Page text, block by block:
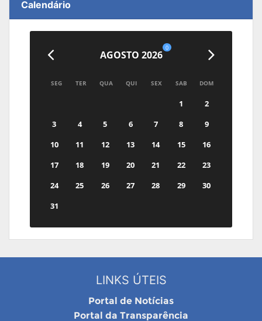
Calendário
AGOSTO 2026
0
SEG TER QUA QUI SEX SAB DOM
1
2
3
4 5 6 7 8
9
10
11 12 13 14 15
16
17
18 19 20 21 22
23
24
25 26 27 28 29
30
31
LINKS ÚTEIS
Portal de Notícias
Portal da Transparência